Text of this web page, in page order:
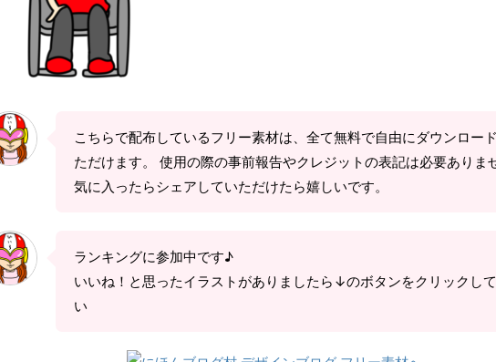
こちらで配布しているフリー素材は、全て無料で自由にダウンロー
ただけます。 使用の際の事前報告やクレジットの表記は必要ありま
気に入ったらシェアしていただけたら嬉しいです。
ランキングに参加中です♪
いいね！と思ったイラストがありましたら↓のボタンをクリックし
い